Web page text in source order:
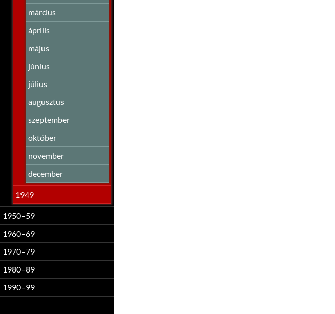
március
április
május
június
július
augusztus
szeptember
október
november
december
1949
1950–59
1960–69
1970–79
1980–89
1990–99